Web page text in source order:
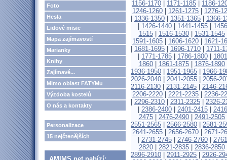
Foto
Hesla
Lidové misie
Mapa zajímavostí
Marianky
Knihy
Zajímavé...
Mimo oblast FATYMu
Výzdoba kostelů
O nás a kontakty
Personalizace
15 nejčtenějších
1156-1170
1171-1185
1186-
1246-1260
1261-1275
1276-
1336-1350 1351-1365
1366-
1426-1440| 1441-1455|
1515| 1516-1530| 1531-1545
1591-1605
1606-1620
1621-
1681-1695 1696-1710
1711-
1771-1785| 1786-1800|
1860| 1861-1875| 1876-1890
1936-1950
1951-1965
1966-
2026-2040
2041-2055
2056-
2116-2130
2131-2145
2146-
2206-2220
2221-2235
2236-
2296-2310 2311-2325
2326-
2386-2400| 2401-2415|
2475| 2476-2490| 2491-2505
2551-2565
2566-2580
2581-
2641-2655
2656-2670
2671-
2731-2745| 2746-2760|
2820| 2821-2835| 2836-2850
2896-2910
2911-2925
2926-